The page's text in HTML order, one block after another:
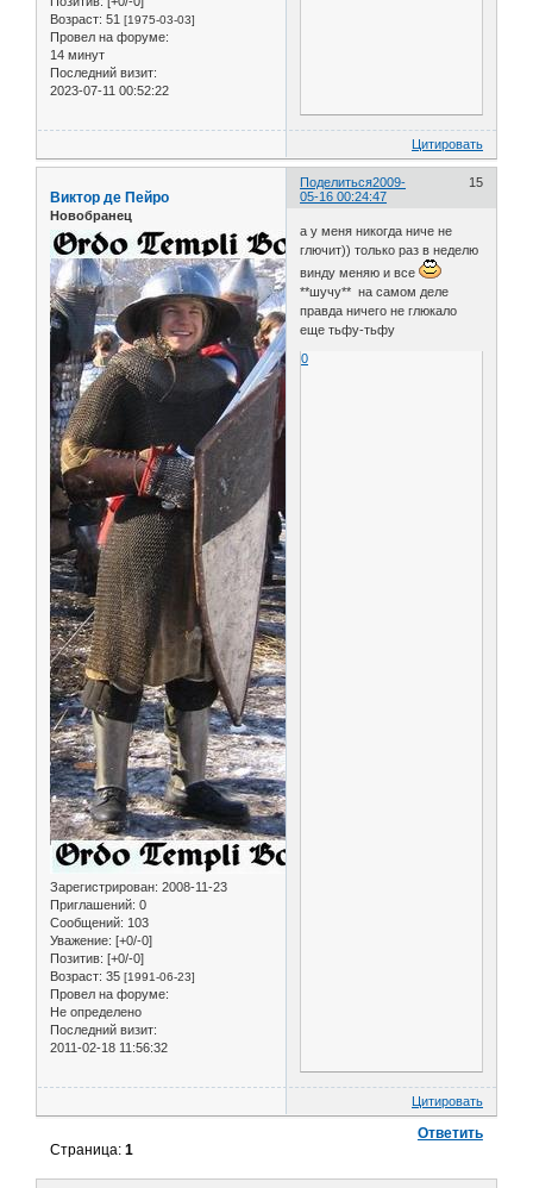
Возраст: 51 [1975-03-03]
Провел на форуме:
14 минут
Последний визит:
2023-07-11 00:52:22
Цитировать
Поделиться 15
2009-
05-16 00:24:47
Виктор де Пейро
Новобранец
Зарегистрирован: 2008-11-23
Приглашений: 0
Сообщений: 103
Уважение: [+0/-0]
Позитив: [+0/-0]
Возраст: 35 [1991-06-23]
Провел на форуме:
Не определено
Последний визит:
2011-02-18 11:56:32
а у меня никогда ниче не
глючит)) только раз в неделю
винду меняю и все
**шучу** на самом деле
правда ничего не глюкало
еще тьфу-тьфу
0
Цитировать
Ответить
Страница:1